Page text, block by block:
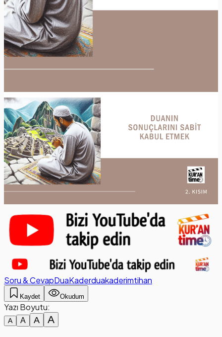
Soru & CevapDuaKaderduakaderimtihan
Kaydet Okudum
Yazı Boyutu:
A A A A